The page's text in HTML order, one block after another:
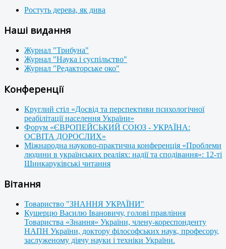
Ростуть дерева, як дива
Наші видання
Журнал "Трибуна"
Журнал "Наука і суспільство"
Журнал "Редакторське око"
Конференції
Круглий стіл «Досвід та перспективи психологічної
реабілітації населення України»
Форум «ЄВРОПЕЙСЬКИЙ СОЮЗ - УКРАЇНА:
ОСВІТА ДОРОСЛИХ»
Міжнародна науково-практична конференція «Проблеми
людини в українських реаліях: надії та сподівання»: 12-ті
Шинкаруківські читання
Вітання
Товариство "ЗНАННЯ УКРАЇНИ"
Кушерцю Василю Івановичу, голові правління
Товариства «Знання» України, члену-кореспонденту
НАПН України, доктору філософських наук, професору,
заслуженому діячу науки і техніки України.